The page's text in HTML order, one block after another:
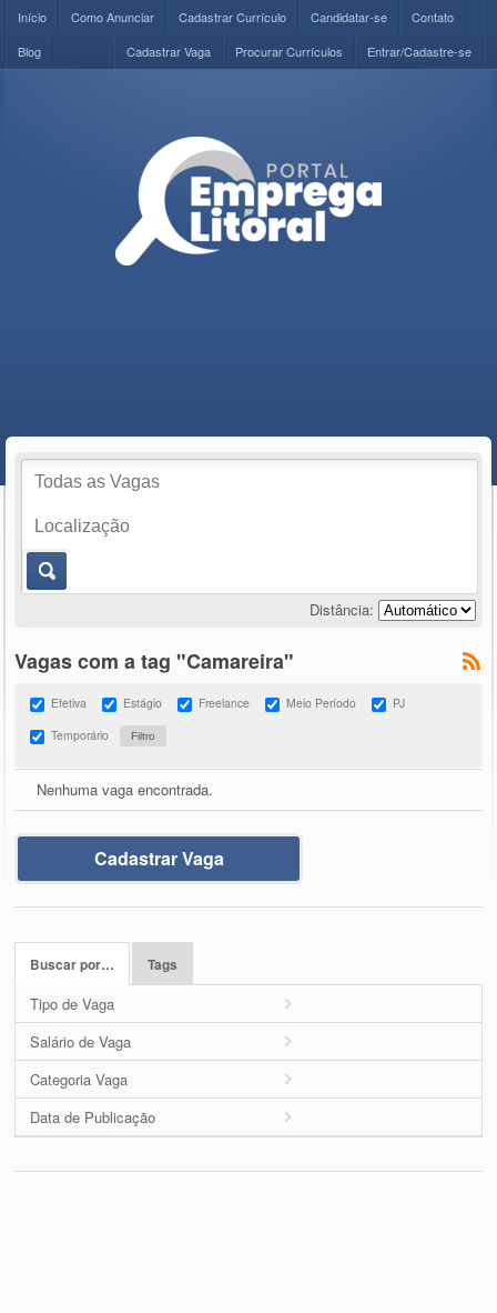
Início Como Anunciar Cadastrar Currículo Candidatar-se
Contato
Blog
Entrar/Cadastre-se
Procurar Currículos
Cadastrar Vaga
Distância:
Vagas com a tag "Camareira"
Efetiva Estágio Freelance Meio Período
PJ
Temporário
Nenhuma vaga encontrada.
Cadastrar Vaga
Buscar por… Tags
Tipo de Vaga
Salário de Vaga
Categoria Vaga
Data de Publicação